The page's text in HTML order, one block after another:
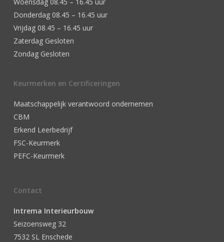
Donderdag 08.45 – 16.45 uur
Vrijdag 08.45 – 16.45 uur
Zaterdag Gesloten
Zondag Gesloten
Keurmerken en Certificeringen
Maatschappelijk verantwoord ondernemen
CBM
Erkend Leerbedrijf
FSC-Keurmerk
PEFC-Keurmerk
Contact
Intrema Interieurbouw
Seizoensweg 32
7532 SL Enschede